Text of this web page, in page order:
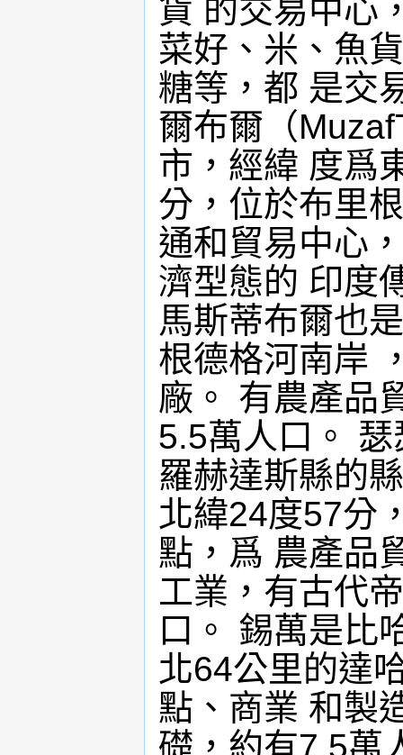
貨 的交易中心
菜好、米、魚
糖等，都 是交
爾布爾（
市，經緯 度爲
分，位於布里
通和貿易中心
濟型態的 印度
馬斯蒂布爾也
根德格河南岸
廠。 有農產品
5.5萬人口。
羅赫達斯縣的
北緯24度57分
點，爲 農產品
工業，有古代
口。 錫萬是比
北64公里的達
點、商業 和製
礎，約有7.5萬